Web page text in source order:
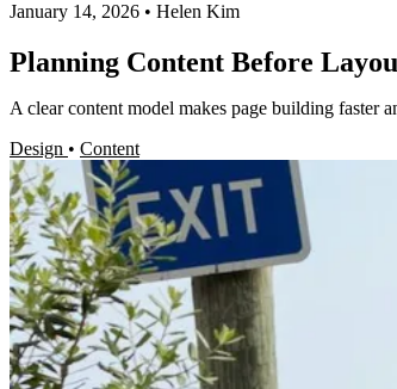
January 14, 2026 • Helen Kim
Planning Content Before
A clear content model makes page building faster
Design • Content